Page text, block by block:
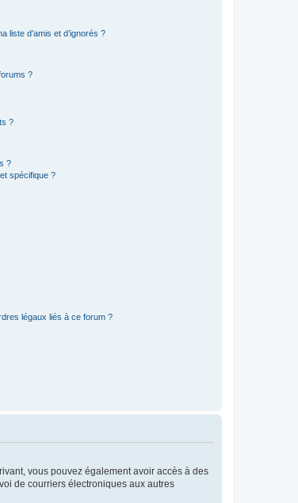
liste d’amis et d’ignorés ?
?
?
?
spécifique ?
légaux liés à ce forum ?
vous pouvez également avoir accès à des
de courriers électroniques aux autres